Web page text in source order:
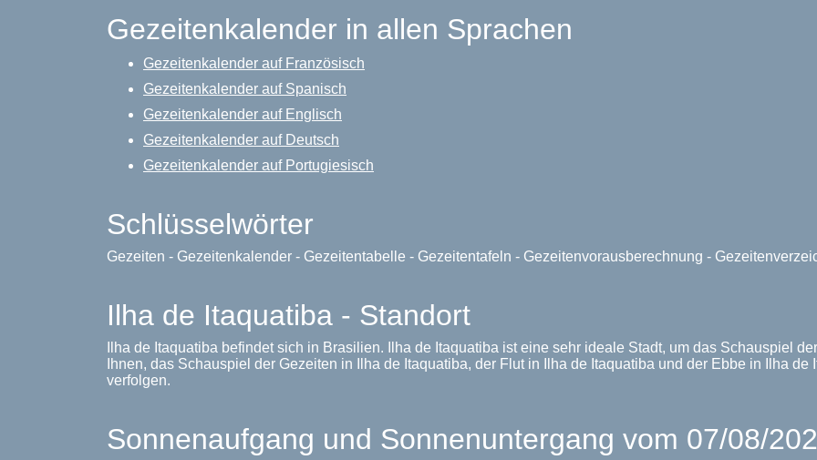
Gezeitenkalender in allen Sprachen
Gezeitenkalender auf Französisch
Gezeitenkalender auf Spanisch
Gezeitenkalender auf Englisch
Gezeitenkalender auf Deutsch
Gezeitenkalender auf Portugiesisch
Schlüsselwörter
Gezeiten - Gezeitenkalender - Gezeitentabelle - Gezeitentafeln - Gezeitenvorausberechnung -
Ilha de Itaquatiba - Standort
Ilha de Itaquatiba befindet sich in Brasilien. Ilha de Itaquatiba ist eine sehr ideale Stadt, um das Schauspiel
Ihnen, das Schauspiel der Gezeiten in Ilha de Itaquatiba, der Flut in Ilha de Itaquatiba und der Ebbe in Ilha de
verfolgen.
Sonnenaufgang und Sonnenuntergang vom 07/08/